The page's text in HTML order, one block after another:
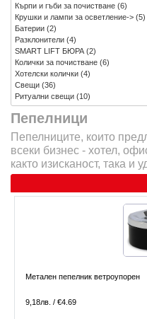
Пепелници
Пепелниците, които
всеки бизнес - хотел,
както изисканост, така и
Метален пепелник ветроупорен
9,18лв. / €4.69
Кърпи и гъби за почистване (6)
Крушки и лампи за осветление-> (5)
Батерии (2)
Разклонители (4)
SMART LIFT БЮРА(2)
Колички за почистване (6)
Хотелски колички (4)
Свещи (36)
Ритуални свещи (10)